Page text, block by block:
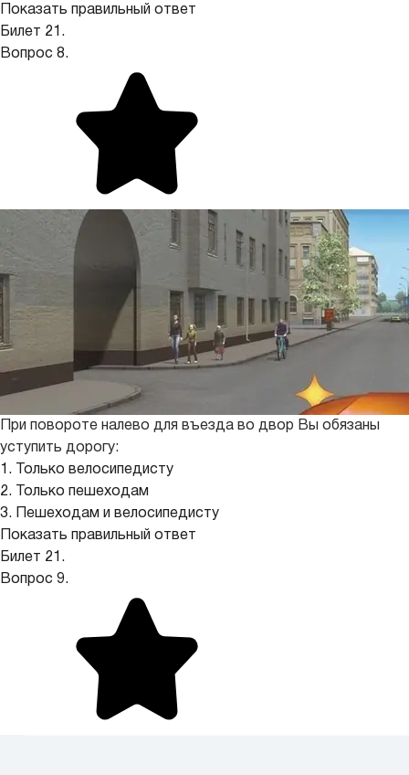
Показать правильный ответ
Билет 21.
Вопрос 8.
При повороте налево для въезда во двор Вы обязаны
уступить дорогу:
1. Только велосипедисту
2. Только пешеходам
3. Пешеходам и велосипедисту
Показать правильный ответ
Билет 21.
Вопрос 9.